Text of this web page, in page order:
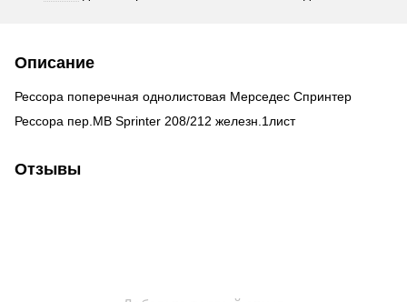
Описание
Рессора поперечная однолистовая Мерседес Спринтер
Рессора пер.MB Sprinter 208/212 железн.1лист
Отзывы